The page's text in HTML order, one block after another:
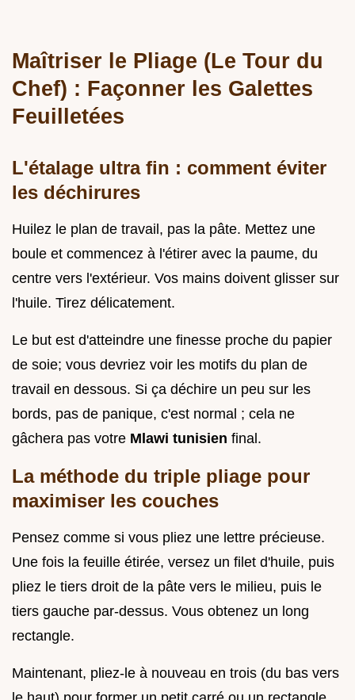
Maîtriser le Pliage (Le Tour du
Chef) : Façonner les Galettes
Feuilletées
L'étalage ultra fin : comment éviter
les déchirures
Huilez le plan de travail, pas la pâte. Mettez une
boule et commencez à l'étirer avec la paume, du
centre vers l'extérieur. Vos mains doivent glisser sur
l'huile. Tirez délicatement.
Le but est d'atteindre une finesse proche du papier
de soie; vous devriez voir les motifs du plan de
travail en dessous. Si ça déchire un peu sur les
bords, pas de panique, c'est normal ; cela ne
gâchera pas votre Mlawi tunisien final.
La méthode du triple pliage pour
maximiser les couches
Pensez comme si vous pliez une lettre précieuse.
Une fois la feuille étirée, versez un filet d'huile, puis
pliez le tiers droit de la pâte vers le milieu, puis le
tiers gauche par-dessus. Vous obtenez un long
rectangle.
Maintenant, pliez-le à nouveau en trois (du bas vers